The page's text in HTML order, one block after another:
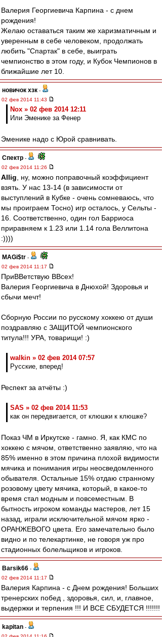
Валерия Георгиевича Карпина - с днем
рождения!
Желаю оставаться таким же харизматичным и
уверенным в себе человеком, продолжать
любить "Спартак" в себе, выиграть
чемпионство в этом году, и Кубок Чемпионов в
ближайшие лет 10.
новичок хзк -
02 фев 2014 11:43
Nox » 02 фев 2014 12:11
Или Эменике за Фенер
Эменике надо с Юрой сравнивать.
Спектр -
02 фев 2014 11:26
Allig , ну, можно поправочный коэффициент
взять. У нас 13-14 (в зависимости от
выступлений в Кубке - очень сомневаюсь, что
мы проиграем Тосно) игр осталось, у Сельты -
16. Соответственно, один гол Барриоса
приравняем к 1.23 или 1.14 гола Веллитона
:))))
MAGi$tr -
02 фев 2014 11:17
ПриВВетствую ВВсех!
Валерия Георгиевича в Днюхой! Здоровья и
сбычи мечт!
Сборную России по русскому хоккею от души
поздравляю с ЗАЩИТОЙ чемпионского
титула!!! УРА, товарищи! :)
walkin » 02 фев 2014 07:57
Русские, вперед!
Респект за атчёты :)
SAS » 02 фев 2014 11:53
как он передвигается, от клюшки к клюшке?
Показ ЧМ в Иркутске - гамно. Я, как КМС по
хоккею с мячом, ответственно заявляю, что на
85% именно в этом причина плохой видимости
мячика и понимания игры неосведомленного
обывателя. Остальные 15% отдаю странному
розовому цвету мячика, который, в какое-то
время стал модным и повсеместным. В
бытность игроком команды мастеров, лет 15
назад, играли исключительной мячом ярко -
ОРАНЖЕВОГО цвета. Его замечательно было
видно и по телекартинке, не говоря уж про
стадионных болельщиков и игроков.
Barsik66 -
02 фев 2014 11:17
Валерия Карпина - с Днем рождения! Больших
тренерских побед , здоровья, сил, и, главное,
выдержки и терпения !!! И ВСЕ СБУДЕТСЯ !!!!!!!
kapitan -